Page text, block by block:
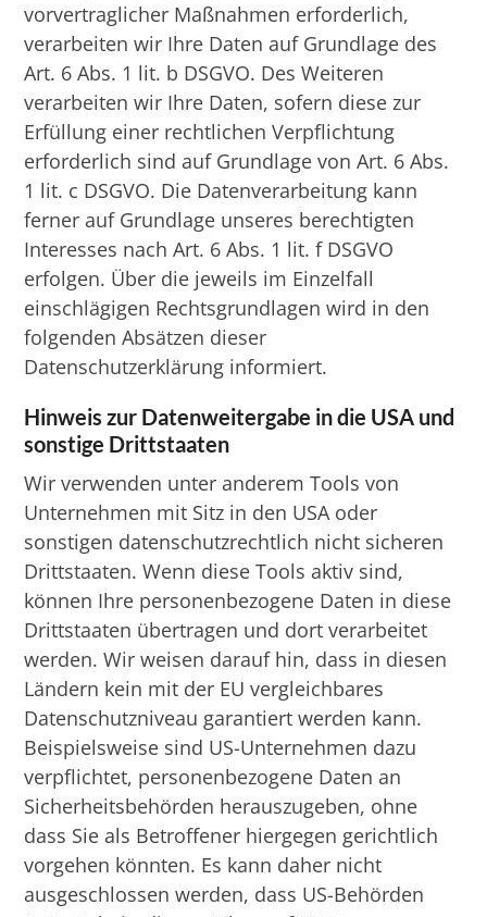
vorvertraglicher Maßnahmen erforderlich,
verarbeiten wir Ihre Daten auf Grundlage des
Art. 6 Abs. 1 lit. b DSGVO. Des Weiteren
verarbeiten wir Ihre Daten, sofern diese zur
Erfüllung einer rechtlichen Verpflichtung
erforderlich sind auf Grundlage von Art. 6 Abs.
1 lit. c DSGVO. Die Datenverarbeitung kann
ferner auf Grundlage unseres berechtigten
Interesses nach Art. 6 Abs. 1 lit. f DSGVO
erfolgen. Über die jeweils im Einzelfall
einschlägigen Rechtsgrundlagen wird in den
folgenden Absätzen dieser
Datenschutzerklärung informiert.
Hinweis zur Datenweitergabe in die USA und
sonstige Drittstaaten
Wir verwenden unter anderem Tools von
Unternehmen mit Sitz in den USA oder
sonstigen datenschutzrechtlich nicht sicheren
Drittstaaten. Wenn diese Tools aktiv sind,
können Ihre personenbezogene Daten in diese
Drittstaaten übertragen und dort verarbeitet
werden. Wir weisen darauf hin, dass in diesen
Ländern kein mit der EU vergleichbares
Datenschutzniveau garantiert werden kann.
Beispielsweise sind US-Unternehmen dazu
verpflichtet, personenbezogene Daten an
Sicherheitsbehörden herauszugeben, ohne
dass Sie als Betroffener hiergegen gerichtlich
vorgehen könnten. Es kann daher nicht
ausgeschlossen werden, dass US-Behörden